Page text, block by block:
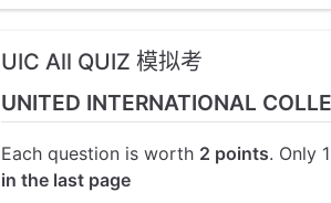
UIC All QUIZ 模拟考
UNITED INTERNATIONAL
Each question is worth 2 points. Only
in the last page